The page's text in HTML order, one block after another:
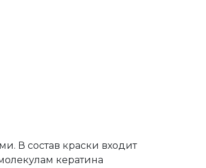
В состав краски входит
кератина